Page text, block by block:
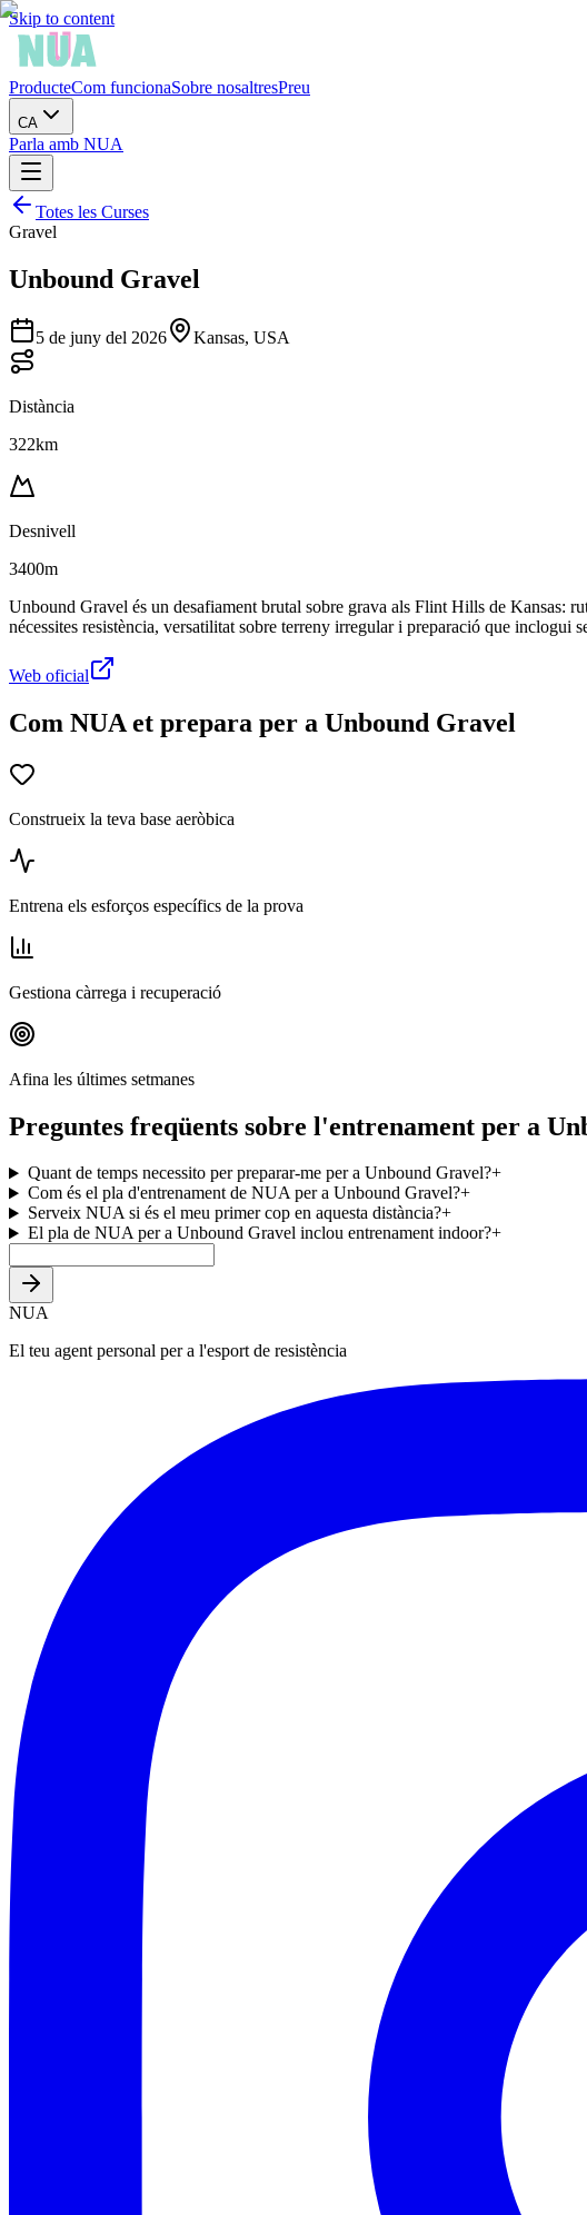
Skip to content
ProducteCom funcionaSobre nosaltresPreu
CA
Parla amb NUA
Totes les Curses
Gravel
Unbound Gravel
5 de juny del 2026 Kansas, USA
Distància
322km
Desnivell
3400m
Unbound Gravel és un desafiament brutal sobre grava als Flint Hills de Kansas:
nécessites resistència, versatilitat sobre terreny irregular i preparació que inclogui
Web oficial
Com NUA et prepara per a Unbound Gravel
Construeix la teva base aeròbica
Entrena els esforços específics de la prova
Gestiona càrrega i recuperació
Afina les últimes setmanes
Preguntes freqüents sobre l'entrenament per a
Quant de temps necessito per preparar-me per a Unbound Gravel?+
Com és el pla d'entrenament de NUA per a Unbound Gravel?+
Serveix NUA si és el meu primer cop en aquesta distància?+
El pla de NUA per a Unbound Gravel inclou entrenament indoor?+
NUA
El teu agent personal per a l'esport de resistència